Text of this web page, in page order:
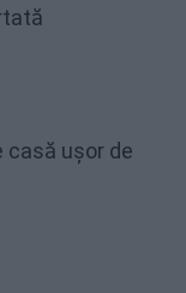
casă ușor de